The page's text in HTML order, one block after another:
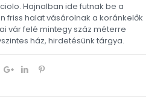
Hajnalban ide futnak be a
friss halat vásárolnak a koránkelők
vár felé mintegy száz méterre
ház, hirdetésünk tárgya.